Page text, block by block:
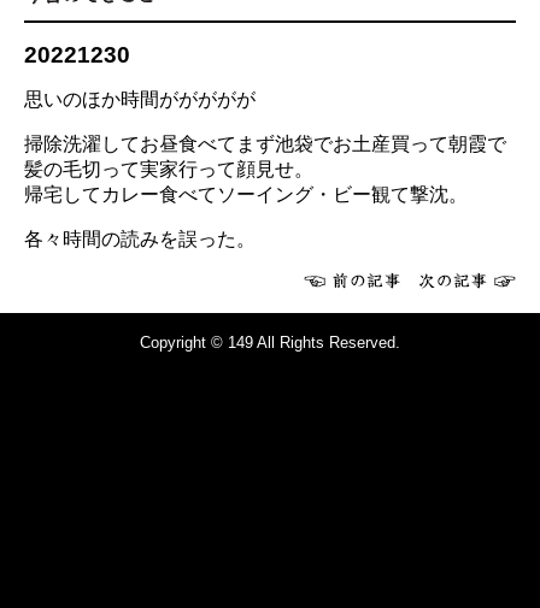
20221230
思いのほか時間ががががが
掃除洗濯してお昼食べてまず池袋でお土産買って朝霞で
髪の毛切って実家行って顔見せ。
帰宅してカレー食べてソーイング・ビー観て撃沈。
各々時間の読みを誤った。
Copyright © 149 All Rights Reserved.